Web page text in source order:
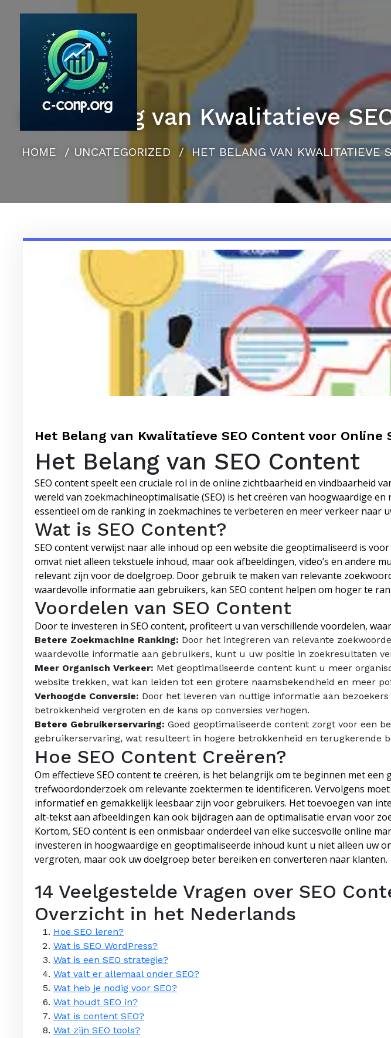
Het Belang van Kwalitatieve
HOME / UNCATEGORIZED / HET BELANG VAN KWALITATIEVE
Het Belang van Kwalitatieve SEO Content voor Online
Het Belang van SEO Content
SEO content speelt een cruciale rol in de online zichtbaarheid en vindbaarheid
wereld van zoekmachineoptimalisatie (SEO) is het creëren van hoogwaardige
essentieel om de ranking in zoekmachines te verbeteren en meer verkeer naar
Wat is SEO Content?
SEO content verwijst naar alle inhoud op een website die geoptimaliseerd is
omvat niet alleen tekstuele inhoud, maar ook afbeeldingen, video’s en andere
relevant zijn voor de doelgroep. Door gebruik te maken van relevante
waardevolle informatie aan gebruikers, kan SEO content helpen om hoger te
Voordelen van SEO Content
Door te investeren in SEO content, profiteert u van verschillende voordelen,
Betere Zoekmachine Ranking: Door het integreren van relevante
waardevolle informatie aan gebruikers, kunt u uw positie in zoekresultaten
Meer Organisch Verkeer: Met geoptimaliseerde content kunt u meer
website trekken, wat kan leiden tot een grotere naamsbekendheid en meer
Verhoogde Conversie: Door het leveren van nuttige informatie aan
betrokkenheid vergroten en de kans op conversies verhogen.
Betere Gebruikerservaring: Goed geoptimaliseerde content zorgt voor een
gebruikerservaring, wat resulteert in hogere betrokkenheid en terugkerende
Hoe SEO Content Creëren?
Om effectieve SEO content te creëren, is het belangrijk om te beginnen met een
trefwoordonderzoek om relevante zoektermen te identificeren. Vervolgens
informatief en gemakkelijk leesbaar zijn voor gebruikers. Het toevoegen van
alt-tekst aan afbeeldingen kan ook bijdragen aan de optimalisatie ervan voor
Kortom, SEO content is een onmisbaar onderdeel van elke succesvolle online
investeren in hoogwaardige en geoptimaliseerde inhoud kunt u niet alleen uw
vergroten, maar ook uw doelgroep beter bereiken en converteren naar klanten.
14 Veelgestelde Vragen over SEO
Overzicht in het Nederlands
Hoe SEO leren?
Wat is SEO WordPress?
Wat is een SEO strategie?
Wat valt er allemaal onder SEO?
Wat heb je nodig voor SEO?
Wat houdt SEO in?
Wat is content SEO?
Wat zijn SEO tools?